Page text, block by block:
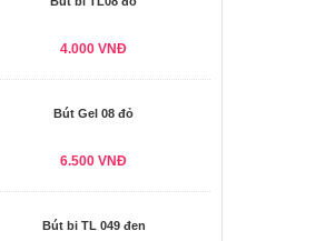
4.000 VNĐ
Bút Gel 08 đỏ
6.500 VNĐ
Bút bi TL 049 đen